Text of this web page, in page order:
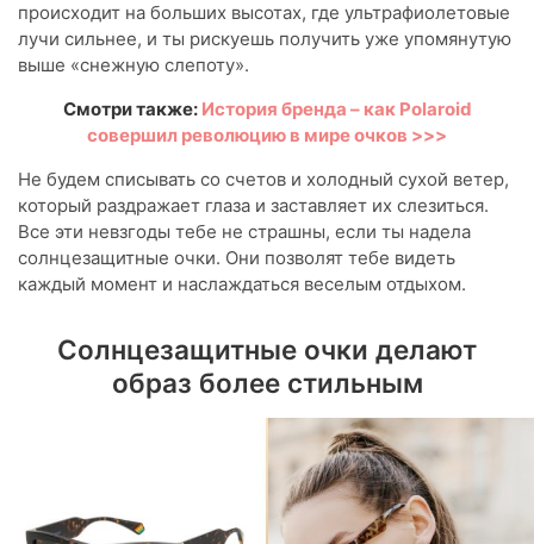
происходит на больших высотах, где ультрафиолетовые
лучи сильнее, и ты рискуешь получить уже упомянутую
выше «снежную слепоту».
Смотри также: История бренда – как Polaroid
совершил революцию в мире очков >>>
Не будем списывать со счетов и холодный сухой ветер,
который раздражает глаза и заставляет их слезиться.
Все эти невзгоды тебе не страшны, если ты надела
солнцезащитные очки. Они позволят тебе видеть
каждый момент и наслаждаться веселым отдыхом.
Солнцезащитные очки делают
образ более стильным